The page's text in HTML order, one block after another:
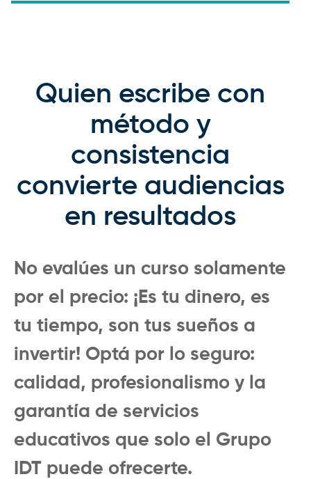
Quien escribe con
método y
consistencia
convierte audiencias
en resultados
No evalúes un curso solamente
por el precio: ¡Es tu dinero, es
tu tiempo, son tus sueños a
invertir! Optá por lo seguro:
calidad, profesionalismo y la
garantía de servicios
educativos que solo el Grupo
IDT puede ofrecerte.